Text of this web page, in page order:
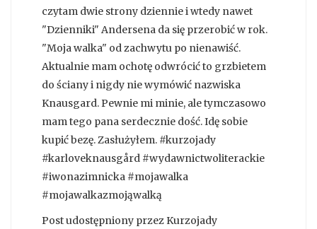
czytam dwie strony dziennie i wtedy nawet
"Dzienniki" Andersena da się przerobić w rok.
"Moja walka" od zachwytu po nienawiść.
Aktualnie mam ochotę odwrócić to grzbietem
do ściany i nigdy nie wymówić nazwiska
Knausgard. Pewnie mi minie, ale tymczasowo
mam tego pana serdecznie dość. Idę sobie
kupić bezę. Zasłużyłem. #kurzojady
#karloveknausgård #wydawnictwoliterackie
#iwonazimnicka #mojawalka
#mojawalkazmojąwalką
Post udostępniony przez Kurzojady